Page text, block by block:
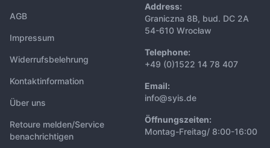
AGB
Impressum
Widerrufsbelehrung
Kontaktinformation
Über uns
Retoure melden/Service
benachrichtigen
Address:
Graniczna 8B, bud. DC 2A
54-610 Wrocław
Telephone:
+49 (0)1522 14 78 407
Email:
info@syis.de
Öffnungszeiten:
Montag-Freitag/ 8:00-16:00